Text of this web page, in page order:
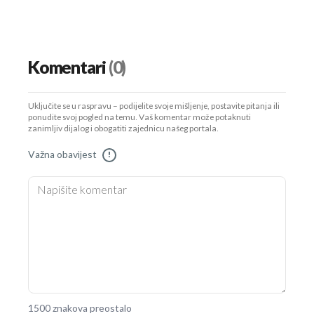
Komentari(0)
Uključite se u raspravu – podijelite svoje mišljenje, postavite pitanja ili
ponudite svoj pogled na temu. Vaš komentar može potaknuti
zanimljiv dijalog i obogatiti zajednicu našeg portala.
Važna obavijest !
1500 znakova preostalo